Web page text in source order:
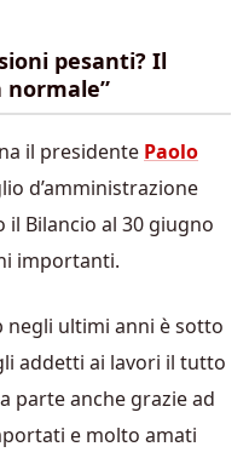
pesanti? Il
normale”
il presidente Paolo
d’amministrazione
il Bilancio al 30 giugno
importanti.
negli ultimi anni è sotto
addetti ai lavori il tutto
parte anche grazie ad
e molto amati